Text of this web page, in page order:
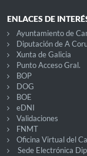
ENLACES DE
Ayuntamiento de
Diputación de A
Xunta de Galicia
Punto Acceso Gral.
BOP
DOG
BOE
eDNI
Validaciones
FNMT
Oficina Virtual del
Sede Electrónica